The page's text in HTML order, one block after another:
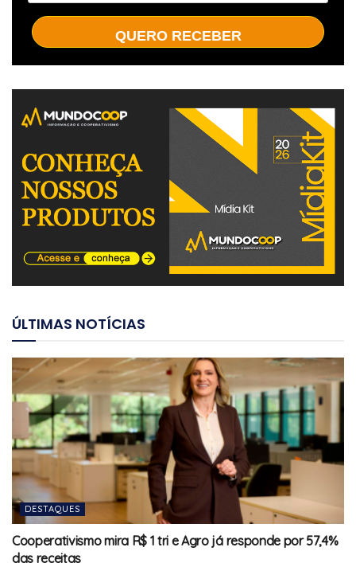
QUERO RECEBER
ÚLTIMAS NOTÍCIAS
DESTAQUES
Cooperativismo mira R$ 1 tri e Agro já responde por 57,4%
das receitas